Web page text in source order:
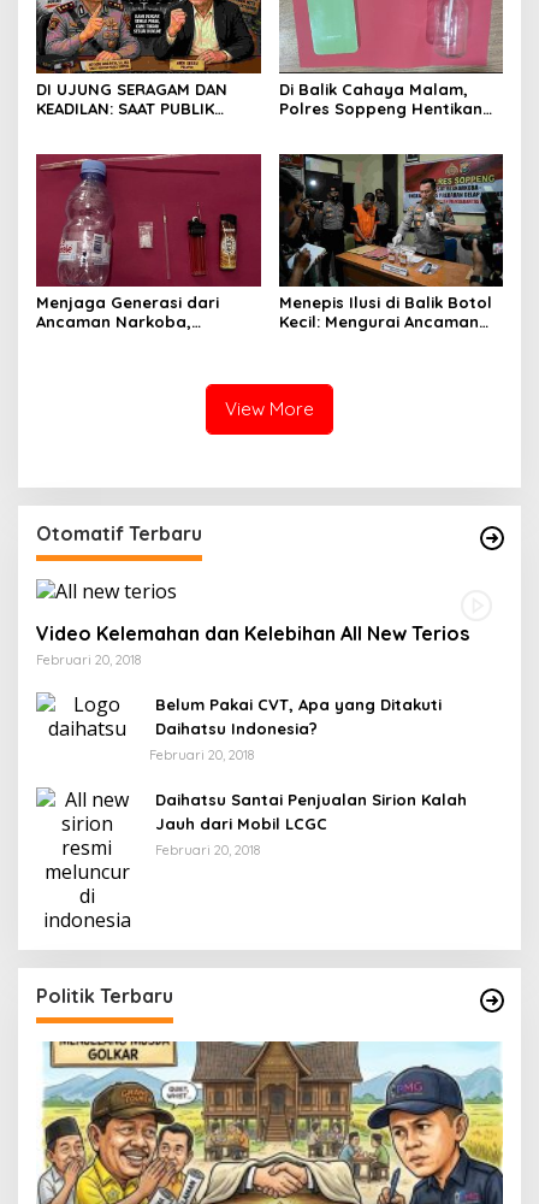
DI UJUNG SERAGAM DAN
KEADILAN: SAAT PUBLIK
MARIORIAWA
Di Balik Cahaya Malam,
Polres Soppeng Hentikan
Menjaga Generasi dari
Ancaman Narkoba,
Menepis Ilusi di Balik Botol
Kecil: Mengurai Ancaman
View More
Otomatif Terbaru
Video Kelemahan dan Kelebihan All New Terios
Februari 20, 2018
Belum Pakai CVT, Apa yang Ditakuti
Daihatsu Indonesia?
Februari 20, 2018
Daihatsu Santai Penjualan Sirion Kalah
Jauh dari Mobil LCGC
Februari 20, 2018
Politik Terbaru